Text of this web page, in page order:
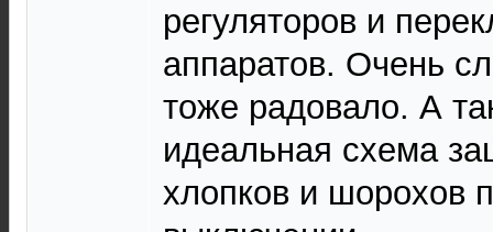
регуляторов и
аппаратов. Очень
тоже радовало. А
идеальная схема
хлопков и шорохов